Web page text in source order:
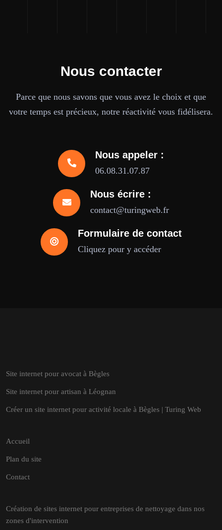
Nous contacter
Parce que nous savons que vous avez le choix et que
votre temps est précieux, notre réactivité vous fidélisera.
Nous appeler :
06.08.31.07.87
Nous écrire :
contact@turingweb.fr
Formulaire de contact
Cliquez pour y accéder
Site internet pour avocat à Bègles
Site internet pour artisan à Léognan
Créer un site internet pour activité locale à Bègles | Turing Web
Accueil
Plan du site
Contact
Création de sites internet pour entreprises de nettoyage dans nos
zones d'intervention